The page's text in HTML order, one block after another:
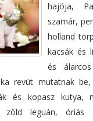
hajója,
szamár,
holland
kacsák és
és
revüt mutatnak
és kopasz kutya,
zöld leguán, óriás